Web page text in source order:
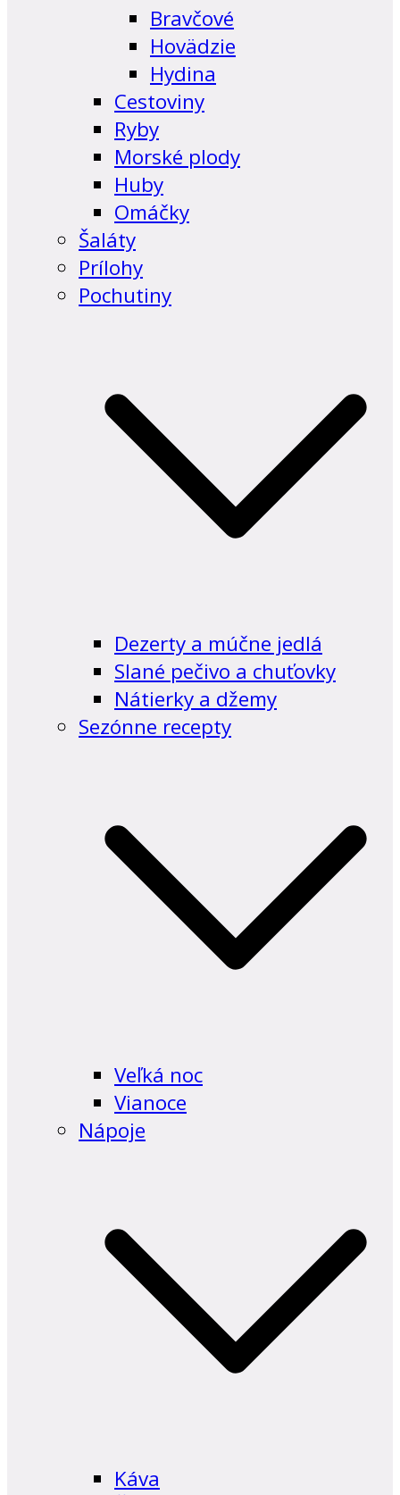
Bravčové
Hovädzie
Hydina
Cestoviny
Ryby
Morské plody
Huby
Omáčky
Šaláty
Prílohy
Pochutiny
Dezerty a múčne jedlá
Slané pečivo a chuťovky
Nátierky a džemy
Sezónne recepty
Veľká noc
Vianoce
Nápoje
Káva